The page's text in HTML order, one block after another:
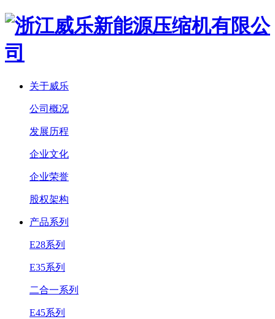
关于威乐
公司概况
发展历程
企业文化
企业荣誉
股权架构
产品系列
E28系列
E35系列
二合一系列
E45系列